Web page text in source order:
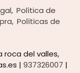
Política de
Políticas de
roca del valles,
| 937326007 |